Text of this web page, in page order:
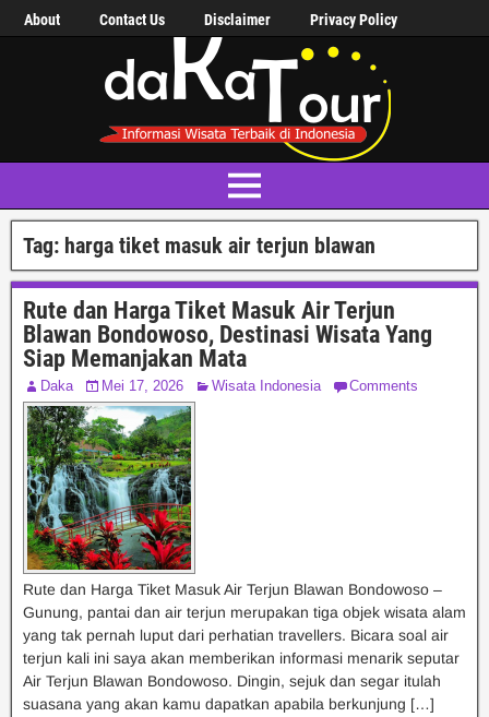
About Contact Us Disclaimer Privacy Policy
Tag: harga tiket masuk air terjun blawan
Rute dan Harga Tiket Masuk Air Terjun
Blawan Bondowoso, Destinasi Wisata Yang
Siap Memanjakan Mata
Daka Mei 17, 2026 Wisata Indonesia Comments
Rute dan Harga Tiket Masuk Air Terjun Blawan Bondowoso –
Gunung, pantai dan air terjun merupakan tiga objek wisata alam
yang tak pernah luput dari perhatian travellers. Bicara soal air
terjun kali ini saya akan memberikan informasi menarik seputar
Air Terjun Blawan Bondowoso. Dingin, sejuk dan segar itulah
suasana yang akan kamu dapatkan apabila berkunjung […]